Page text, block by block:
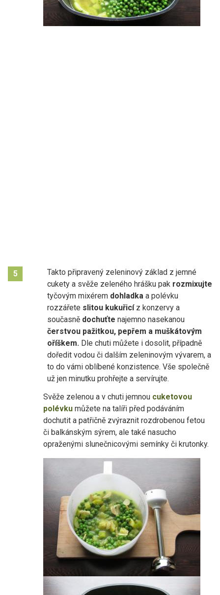
5
Takto připravený zeleninový základ z jemné
cukety a svěže zeleného hrášku pak rozmixujte
tyčovým mixérem dohladka a polévku
rozzářete slitou kukuřicíz konzervy a
současně dochuťte najemno nasekanou
čerstvou pažitkou, pepřem a muškátovým
oříškem. Dle chuti můžete i dosolit, případně
doředit vodou či dalším zeleninovým vývarem, a
to do vámi oblíbené konzistence. Vše společně
už jen minutku prohřejte a servírujte.
Svěže zelenou a v chuti jemnou cuketovou
polévku můžete na talíři před podáváním
dochutit a patřičně zvýraznit rozdrobenou fetou
či balkánským sýrem, ale také nasucho
opraženými slunečnicovými semínky či krutonky.